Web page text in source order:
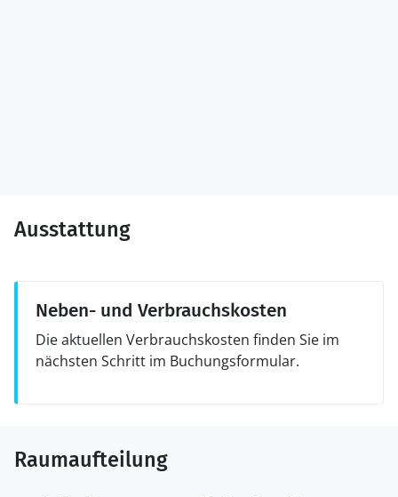
Ausstattung
Neben- und Verbrauchskosten
Die aktuellen Verbrauchskosten finden Sie im
nächsten Schritt im Buchungsformular.
Raumaufteilung